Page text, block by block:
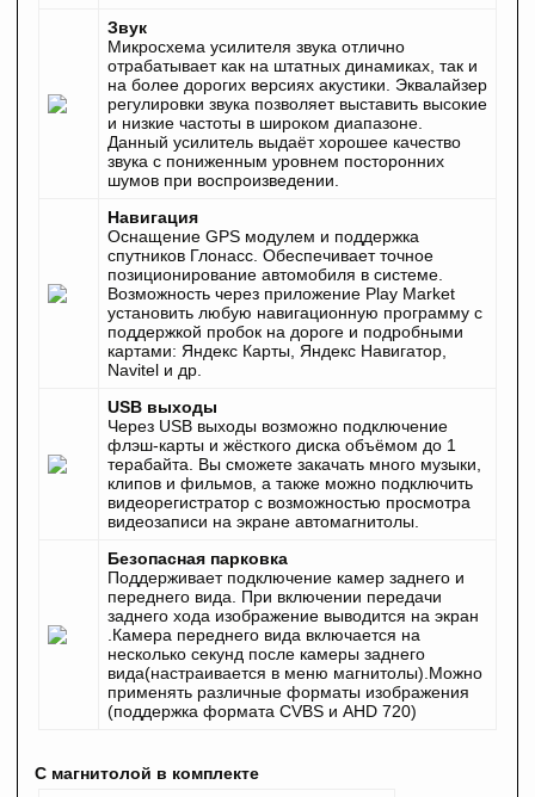
Звук
Микросхема усилителя звука отлично
отрабатывает как на штатных динамиках, так и
на более дорогих версиях акустики. Эквалайзер
регулировки звука позволяет выставить высокие
и низкие частоты в широком диапазоне.
Данный усилитель выдаёт хорошее качество
звука с пониженным уровнем посторонних
шумов при воспроизведении.
Навигация
Оснащение GPS модулем и поддержка
спутников Глонасс. Обеспечивает точное
позиционирование автомобиля в системе.
Возможность через приложение Play Market
установить любую навигационную программу с
поддержкой пробок на дороге и подробными
картами: Яндекс Карты, Яндекс Навигатор,
Navitel и др.
USB выходы
Через USB выходы возможно подключение
флэш-карты и жёсткого диска объёмом до 1
терабайта. Вы сможете закачать много музыки,
клипов и фильмов, а также можно подключить
видеорегистратор с возможностью просмотра
видеозаписи на экране автомагнитолы.
Безопасная парковка
Поддерживает подключение камер заднего и
переднего вида. При включении передачи
заднего хода изображение выводится на экран
.Камера переднего вида включается на
несколько секунд после камеры заднего
вида(настраивается в меню магнитолы).Можно
применять различные форматы изображения
(поддержка формата CVBS и AHD 720)
С магнитолой в комплекте